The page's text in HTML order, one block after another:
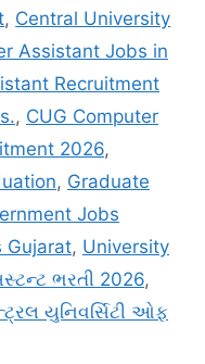
, Central University
Assistant Jobs in
Recruitment
, CUG Computer
2026,
, Graduate
Jobs
Gujarat, University
ભરતી 2026,
યુનિવર્સિટી ઓફ